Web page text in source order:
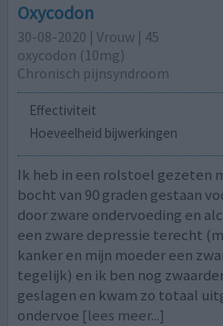
Oxycodon
30-08-2020 | Vrouw | 45
oxycodon (10mg)
Chronisch pijnsyndroom
Effectiviteit
Hoeveelheid bijwerkingen
Ik heb in een rolstoel gezeten
bocht van 90 graden gestaan
door zware ondervoeding en
een zware depressie terecht
kanker en mijn moeder een
tegelijk) en ik ben nog
geslagen en kwam zo totaal
ondervoe [lees meer...]